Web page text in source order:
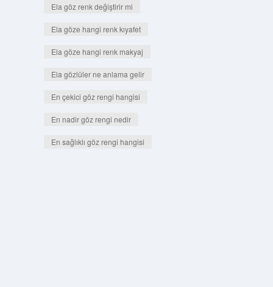
Ela göz renk değiştirir mi
Ela göze hangi renk kıyafet
Ela göze hangi renk makyaj
Ela gözlüler ne anlama gelir
En çekici göz rengi hangisi
En nadir göz rengi nedir
En sağlıklı göz rengi hangisi